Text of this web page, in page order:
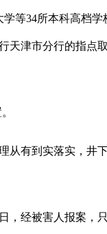
等34所本科高档学
天津市分行的指点
有到实落实，井
经被害人报案，只